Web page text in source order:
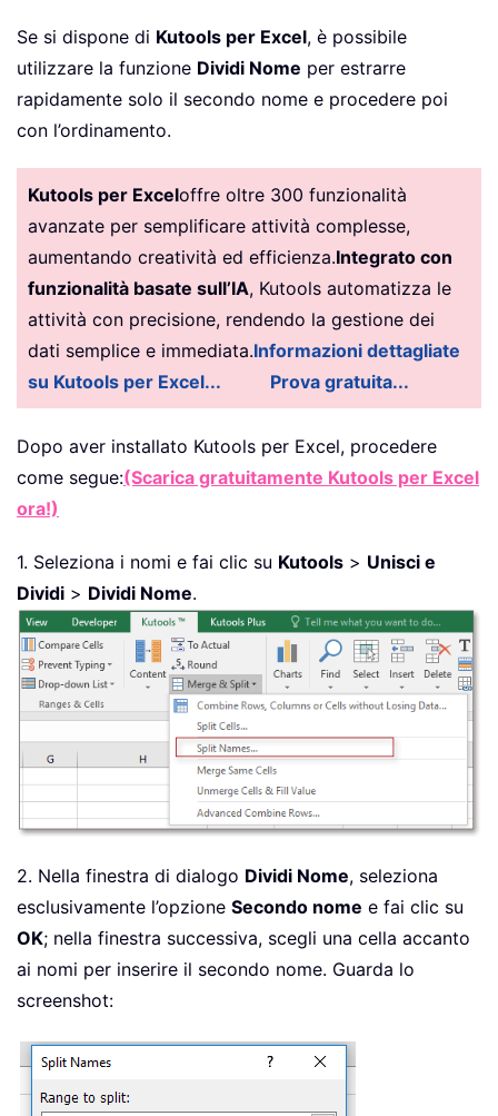
Se si dispone di Kutools per Excel, è possibile
utilizzare la funzione Dividi Nome per estrarre
rapidamente solo il secondo nome e procedere poi
con l’ordinamento.
Kutools per Exceloffre oltre 300 funzionalità
avanzate per semplificare attività complesse,
aumentando creatività ed efficienza.Integrato con
funzionalità basate sull’IA, Kutools automatizza le
attività con precisione, rendendo la gestione dei
dati semplice e immediata.Informazioni dettagliate
su Kutools per Excel...
Prova gratuita...
Dopo aver installato Kutools per Excel, procedere
come segue:(Scarica gratuitamente Kutools per Excel
ora!)
1. Seleziona i nomi e fai clic su Kutools > Unisci e
Dividi > Dividi Nome.
2. Nella finestra di dialogo Dividi Nome, seleziona
esclusivamente l’opzione Secondo nome e fai clic su
OK; nella finestra successiva, scegli una cella accanto
ai nomi per inserire il secondo nome. Guarda lo
screenshot: